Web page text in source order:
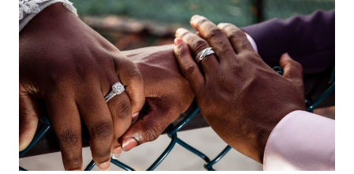
MUŠKARCA
NA
POSVEĆENOST
DA
SHVATI
DA
TE
TREBA